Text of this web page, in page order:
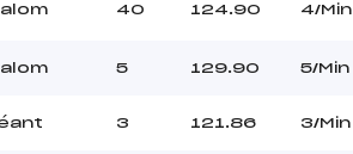
40 124.90 4/Min
5 129.90 5/Min
3 121.86 3/Min